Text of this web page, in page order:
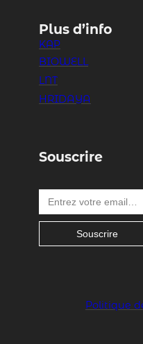
Plus d’info
KAP
BIOWELL
LNT
HRIDAYA
Souscrire
Entrez votre email…
Souscrire
Politique